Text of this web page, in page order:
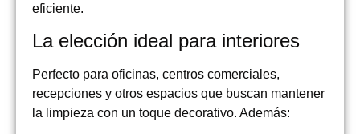
eficiente.
La elección ideal para interiores
Perfecto para oficinas, centros comerciales,
recepciones y otros espacios que buscan mantener
la limpieza con un toque decorativo. Además: